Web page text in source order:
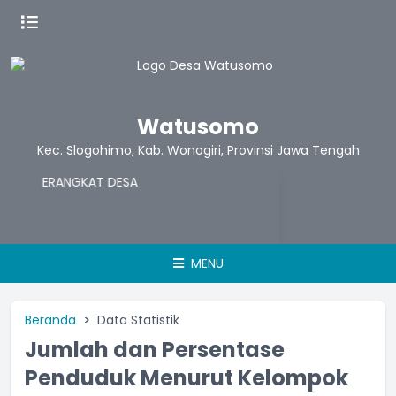
Watusomo
Kec. Slogohimo, Kab. Wonogiri, Provinsi Jawa Tengah
MENU
Beranda Data Statistik
Jumlah dan Persentase
Penduduk Menurut Kelompok